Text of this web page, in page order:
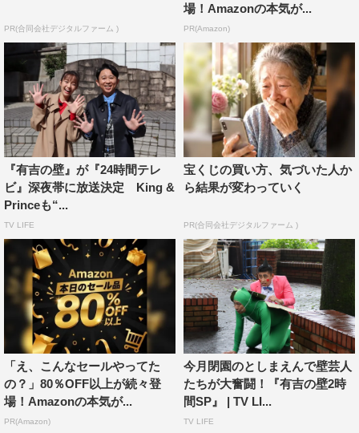
PR(合同会社デジタルファーム )
場！Amazonの本気が...
PR(Amazon)
『有吉の壁』が『24時間テレ
ビ』深夜帯に放送決定 King &
Princeも“...
TV LIFE
宝くじの買い方、気づいた人か
ら結果が変わっていく
PR(合同会社デジタルファーム )
「え、こんなセールやってた
の？」80％OFF以上が続々登
場！Amazonの本気が...
PR(Amazon)
今月閉園のとしまえんで壁芸人
たちが大奮闘！『有吉の壁2時
間SP』 | TV LI...
TV LIFE